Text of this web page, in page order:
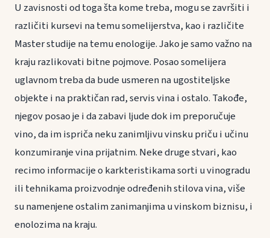
U zavisnosti od toga šta kome treba, mogu se završiti i
različiti kursevi na temu somelijerstva, kao i različite
Master studije na temu enologije. Jako je samo važno na
kraju razlikovati bitne pojmove. Posao somelijera
uglavnom treba da bude usmeren na ugostiteljske
objekte i na praktičan rad, servis vina i ostalo. Takođe,
njegov posao je i da zabavi ljude dok im preporučuje
vino, da im ispriča neku zanimljivu vinsku priču i učinu
konzumiranje vina prijatnim. Neke druge stvari, kao
recimo informacije o karkteristikama sorti u vinogradu
ili tehnikama proizvodnje određenih stilova vina, više
su namenjene ostalim zanimanjima u vinskom biznisu, i
enolozima na kraju.